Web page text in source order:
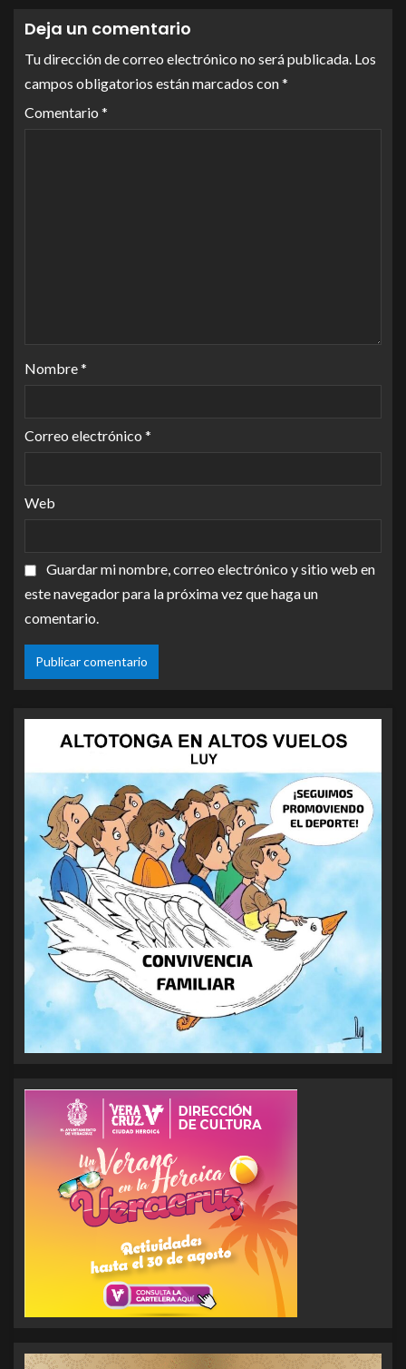
Deja un comentario
Tu dirección de correo electrónico no será publicada. Los
campos obligatorios están marcados con*
Comentario *
Nombre*
Correo electrónico *
Web
Guardar mi nombre, correo electrónico y sitio web en
este navegador para la próxima vez que haga un
comentario.